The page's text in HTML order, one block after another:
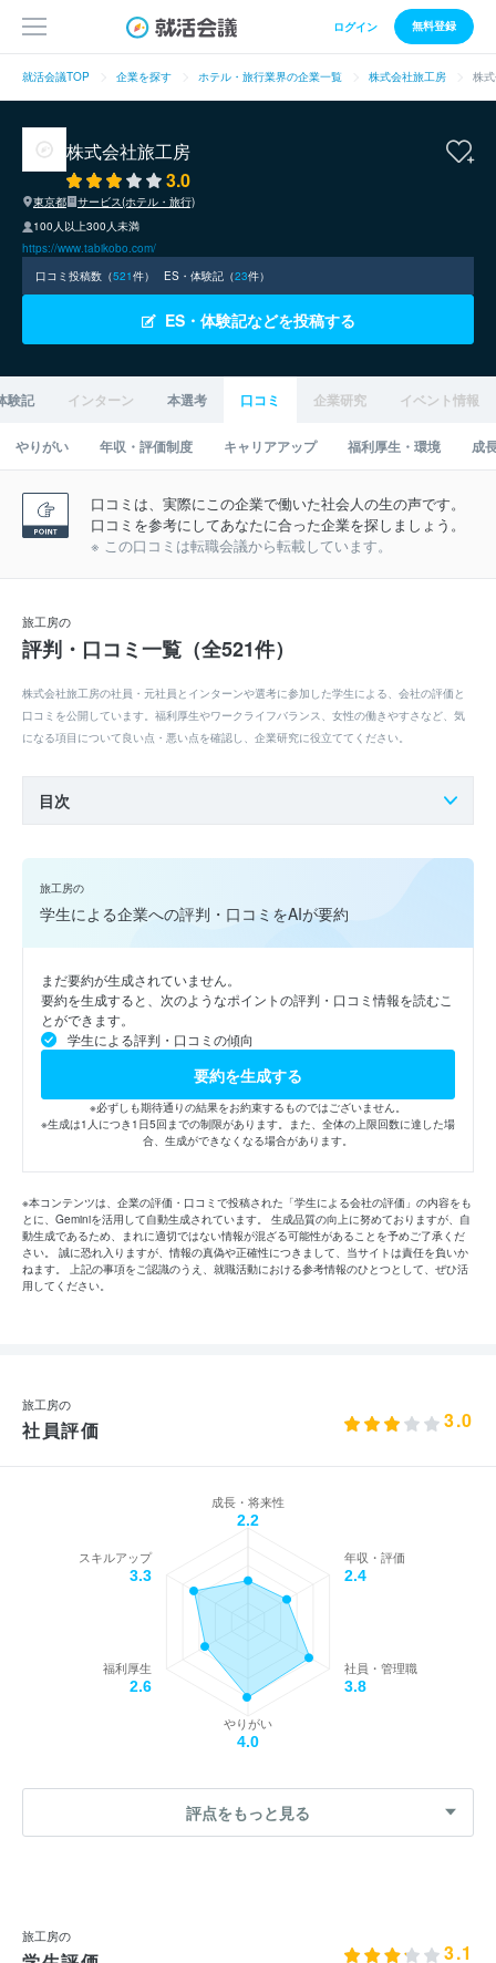
ログイン 無料登録
就活会議TOP 企業を探す ホテル・旅行業界の企業一覧 株式会社旅工房 株
株式会社旅工房
3.0
東京都
サービス(ホテル・旅行)
100人以上300人未満
https://www.tabikobo.com/
口コミ投稿数（521件） ES・体験記（23件）
ES・体験記などを投稿する
験記 インターン 本選考 口コミ 企業研究 イベント情報
やりがい 年収・評価制度 キャリアアップ 福利厚生・環境 成
口コミは、実際にこの企業で働いた社会人の生の声です。
口コミを参考にしてあなたに合った企業を探しましょう。
※ この口コミは転職会議から転載しています。
旅工房の
評判・口コミ一覧（全521件）
株式会社旅工房の社員・元社員とインターンや選考に参加した学生による、会社の評価と
口コミを公開しています。福利厚生やワークライフバランス、女性の働きやすさなど、気
になる項目について良い点・悪い点を確認し、企業研究に役立ててください。
目次
旅工房の
学生による企業への評判・口コミをAIが要約
まだ要約が生成されていません。
要約を生成すると、次のようなポイントの評判・口コミ情報を読むこ
とができます。
学生による評判・口コミの傾向
要約を生成する
※必ずしも期待通りの結果をお約束するものではございません。
※生成は1人につき1日5回までの制限があります。また、全体の上限回数に達した場
合、生成ができなくなる場合があります。
※本コンテンツは、企業の評価・口コミで投稿された「学生による会社の評価」の内容をも
とに、Geminiを活用して自動生成されています。 生成品質の向上に努めておりますが、自
動生成であるため、まれに適切ではない情報が混ざる可能性があることを予めご了承くだ
さい。 誠に恐れ入りますが、情報の真偽や正確性につきまして、当サイトは責任を負いか
ねます。 上記の事項をご認識のうえ、就職活動における参考情報のひとつとして、ぜひ活
用してください。
旅工房の
社員評価 3.0
成長・将来性
2.2
年収・評価
2.4
社員・管理職
3.8
やりがい
4.0
福利厚生
2.6
スキルアップ
3.3
評点をもっと見る
旅工房の
3.1